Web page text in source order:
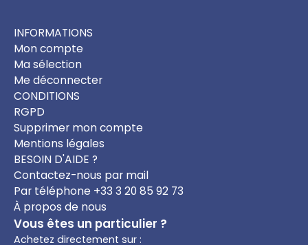
INFORMATIONS
Mon compte
Ma sélection
Me déconnecter
CONDITIONS
RGPD
Supprimer mon compte
Mentions légales
BESOIN D'AIDE ?
Contactez-nous par mail
Par téléphone +33 3 20 85 92 73
À propos de nous
Vous êtes un particulier ?
Achetez directement sur :